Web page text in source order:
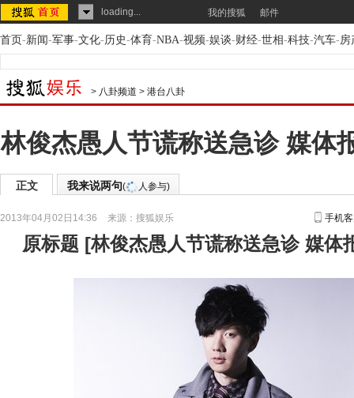
loading... 我的搜狐 邮件
首页-新闻-军事-文化-历史-体育-NBA-视频-娱谈-财经-世相-科技-汽车-房
> 八卦频道 > 港台八卦
林俊杰愚人节谎称送急诊 媒体
正文 我来说两句( 人参与)
2013年04月02日14:36 来源： 搜狐娱乐 手机
原标题 [林俊杰愚人节谎称送急诊 媒体